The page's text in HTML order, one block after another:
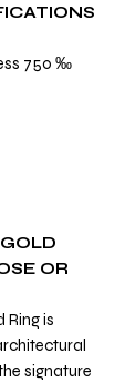
750 ‰
OR
Ring is
signature